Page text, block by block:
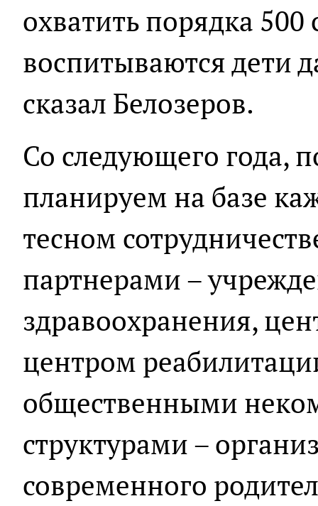
охватить порядка
воспитываются дети
сказал Белозеров.
Со следующего года,
планируем на базе
тесном
партнерами –
здравоохранения,
центром
общественными
структурами –
современного